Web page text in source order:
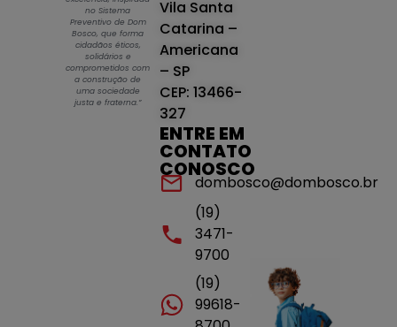
no Sistema
Preventivo de Dom
Bosco, que forma
cidadãos éticos,
solidários e
comprometidos com
a construção de
uma sociedade
justa e fraterna.”
Vila Santa
Catarina –
Americana
– SP
CEP: 13466-
327
ENTRE EM
CONTATO
CONOSCO
dombosco@dombosco.br
(19)
3471-
9700
(19)
99618-